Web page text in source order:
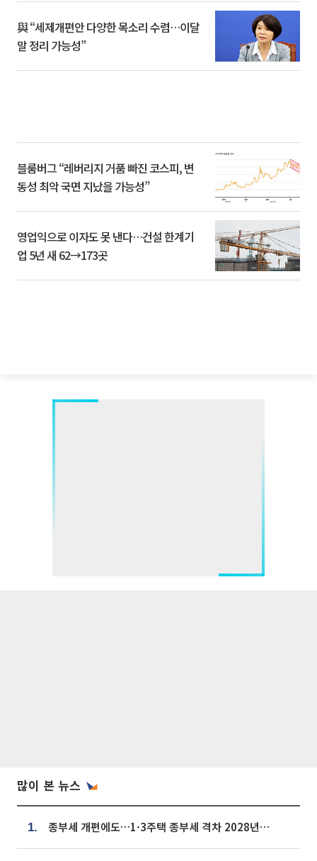
與 “세제개편안 다양한 목소리 수렴…이달
말 정리 가능성”
블룸버그 “레버리지 거품 빠진 코스피, 변
동성 최악 국면 지났을 가능성”
영업익으로 이자도 못 낸다…건설 한계기
업 5년 새 62→173곳
많이 본 뉴스
1. 종부세 개편에도…1·3주택 종부세 격차 2028년부터 확대